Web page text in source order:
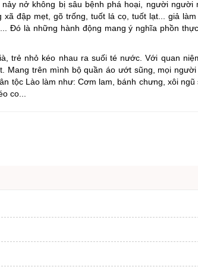
Giảm nghèo bền vững
Đưa nghị quyết của Đảng vào
Bầu cử đại biểu Quốc hội khóa
Đại hội Đảng các cấp
nở không bị sâu bệnh phá hoại, người người
đập mẹt, gõ trống, tuốt lá cọ, tuốt lạt... giả làm
Đó là những hành động mang ý nghĩa phồn
trẻ nhỏ kéo nhau ra suối té nước. Với quan
Mang trên mình bộ quần áo ướt sũng, mọi người
tộc Lào làm như: Cơm lam, bánh chưng, xôi ngũ
co...